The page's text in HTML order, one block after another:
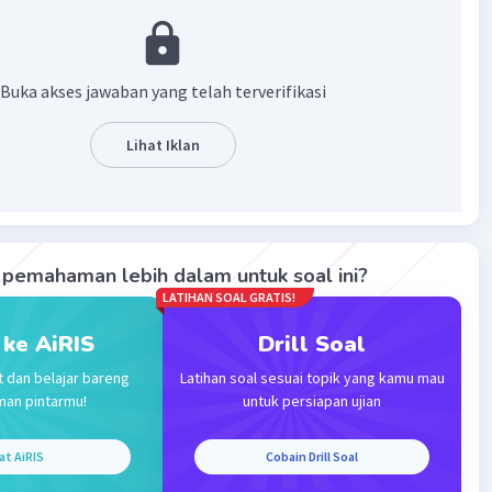
merupakan sebuah teks yang berisi proses tawar-
untuk mencapai suatu kesepakatan.
negosiasi jual beli, yaitu:
berdasarkan struktur teks negosiasi, kutipan teks
bagian pengajuan, seperti yang terlihat pada
saya lihat motor itu sekarang, Pak?"
jawaban yang tepat adalah B.
Buka akses jawaban yang telah terverifikasi
Lihat Iklan
lebih dalam untuk soal ini?
AiRIS
dan belajar bareng
pintarmu!
AiRIS
LATIHAN SOAL GRATIS!
Drill Soal
Latihan soal sesuai topik yang kamu mau
untuk persiapan ujian
Cobain Drill Soal